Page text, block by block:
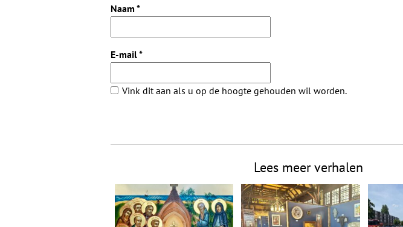
Naam *
E-mail*
Vink dit aan als u op de hoogte gehouden wil worden.
Lees meer verhalen